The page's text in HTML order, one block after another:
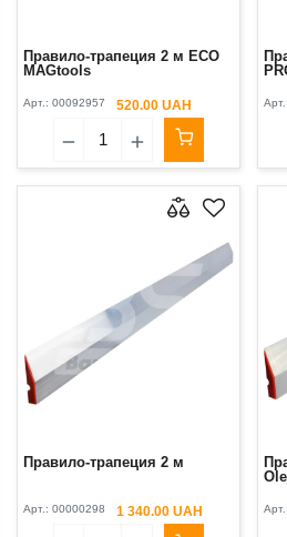
Правило-трапеция 2 м ECO
MAGtools
Арт.: 00092957 520.00 UAH Арт.:
Правило-трапеция 2 м
Арт.: 00000298 1 340.00 UAH Арт.: